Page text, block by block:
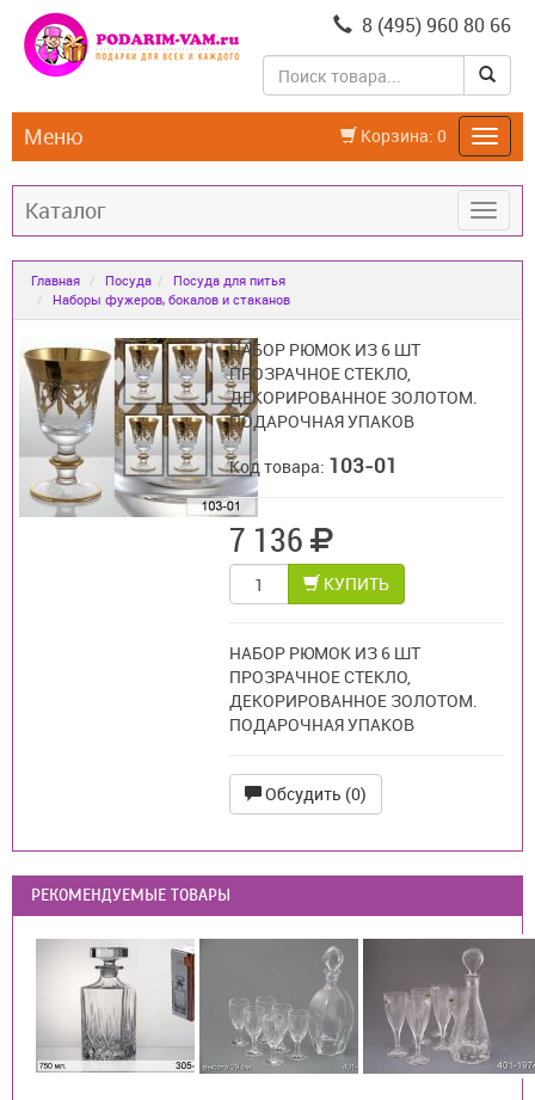
8 (495) 960 80 66
Корзина: 0
Меню
Каталог
Главная Посуда
Посуда для питья
Наборы фужеров, бокалов и стаканов
НАБОР РЮМОК ИЗ 6 ШТ
ПРОЗРАЧНОЕ СТЕКЛО,
ДЕКОРИРОВАННОЕ ЗОЛОТОМ.
ПОДАРОЧНАЯ УПАКОВ
Код товара: 103-01
7 136
КУПИТЬ
НАБОР РЮМОК ИЗ 6 ШТ
ПРОЗРАЧНОЕ СТЕКЛО,
ДЕКОРИРОВАННОЕ ЗОЛОТОМ.
ПОДАРОЧНАЯ УПАКОВ
Обсудить (0)
РЕКОМЕНДУЕМЫЕ ТОВАРЫ